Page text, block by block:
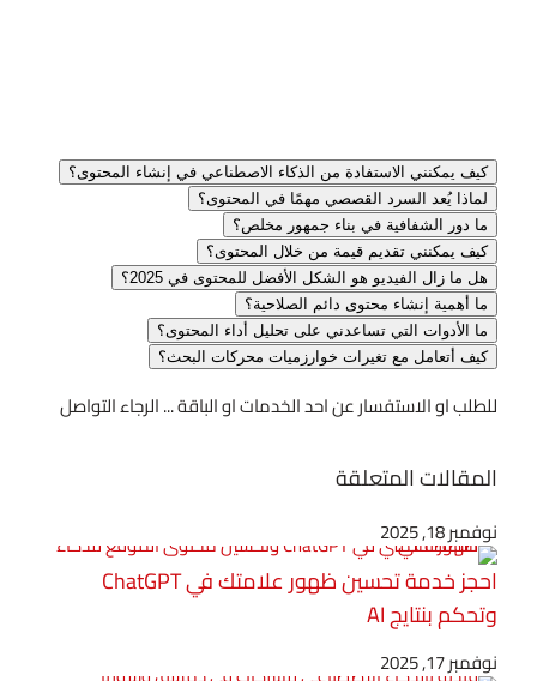
كيف يمكنني الاستفادة من الذكاء الاصطناعي في إنشاء المحتوى؟
لماذا يُعد السرد القصصي مهمًا في المحتوى؟
ما دور الشفافية في بناء جمهور مخلص؟
كيف يمكنني تقديم قيمة من خلال المحتوى؟
هل ما زال الفيديو هو الشكل الأفضل للمحتوى في 2025؟
ما أهمية إنشاء محتوى دائم الصلاحية؟
ما الأدوات التي تساعدني على تحليل أداء المحتوى؟
كيف أتعامل مع تغيرات خوارزميات محركات البحث؟
للطلب او الاستفسار عن احد الخدمات او الباقة ... الرجاء التواصل
المقالات المتعلقة
نوفمبر 18, 2025
احجز خدمة تحسين ظهور علامتك في ChatGPT
وتحكم بنتايج AI
نوفمبر 17, 2025